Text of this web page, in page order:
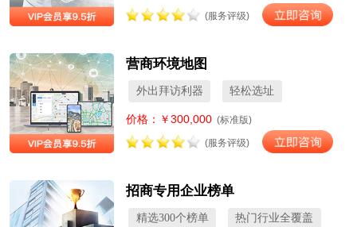
(服务评级)
营商环境地图
外出拜访利器 轻松选址
价格：￥300,000 (标准版)
(服务评级)
招商专用企业榜单
精选300个榜单 热门行业全覆盖